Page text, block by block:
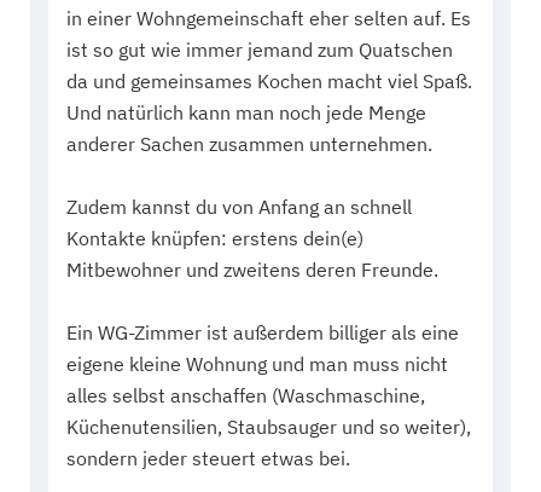
in einer Wohngemeinschaft eher selten auf. Es
ist so gut wie immer jemand zum Quatschen
da und gemeinsames Kochen macht viel Spaß.
Und natürlich kann man noch jede Menge
anderer Sachen zusammen unternehmen.
Zudem kannst du von Anfang an schnell
Kontakte knüpfen: erstens dein(e)
Mitbewohner und zweitens deren Freunde.
Ein WG-Zimmer ist außerdem billiger als eine
eigene kleine Wohnung und man muss nicht
alles selbst anschaffen (Waschmaschine,
Küchenutensilien, Staubsauger und so weiter),
sondern jeder steuert etwas bei.